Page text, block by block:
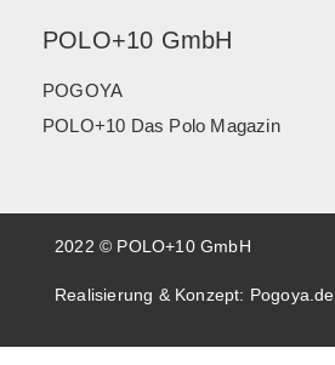
POLO+10 GmbH
POGOYA
POLO+10 Das Polo Magazin
2022 © POLO+10 GmbH
Realisierung & Konzept: Pogoya.de